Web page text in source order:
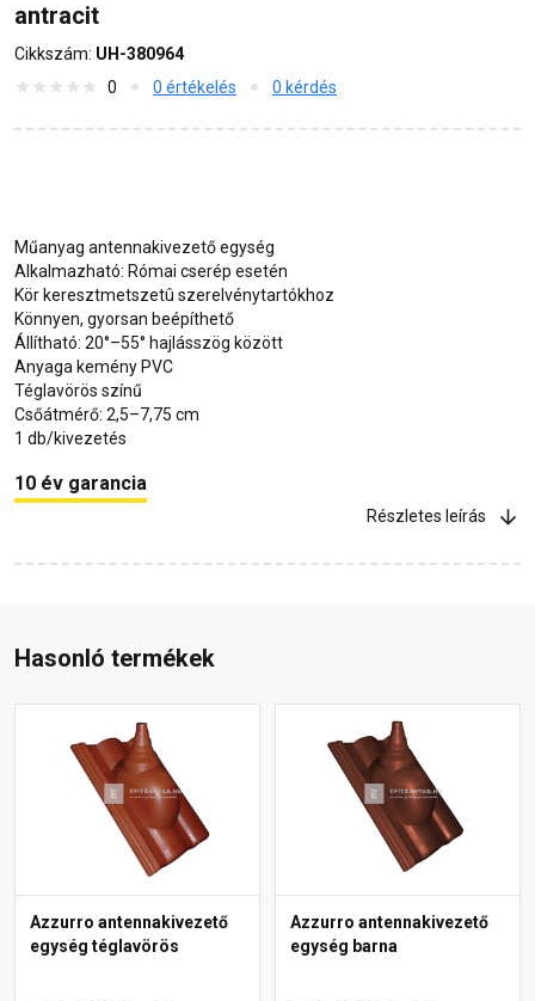
antracit
Cikkszám: UH-380964
0
0 értékelés 0 kérdés
Műanyag antennakivezető egység
Alkalmazható: Római cserép esetén
Kör keresztmetszetû szerelvénytartókhoz
Könnyen, gyorsan beépíthető
Állítható: 20°–55° hajlásszög között
Anyaga kemény PVC
Téglavörös színű
Csőátmérő: 2,5–7,75 cm
1 db/kivezetés
10 év garancia
Részletes leírás
Hasonló termékek
Azzurro antennakivezető
egység téglavörös
Azzurro antennakivezető
egység barna